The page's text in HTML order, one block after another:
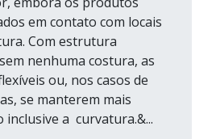
em contato com locais
Com estrutura
nenhuma costura, as
ou, nos casos de
se manterem mais
inclusive a curvatura.&...